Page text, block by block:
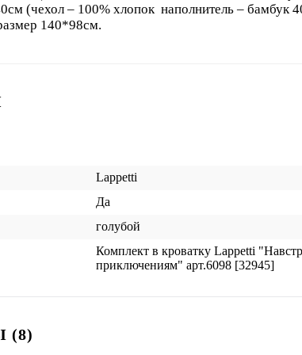
(чехол – 100% хлопок наполнитель – бамбук
140*98см.
Lappetti
Да
голубой
Комплект в кроватку Lappetti
приключениям" арт.6098 [32945]
(8)